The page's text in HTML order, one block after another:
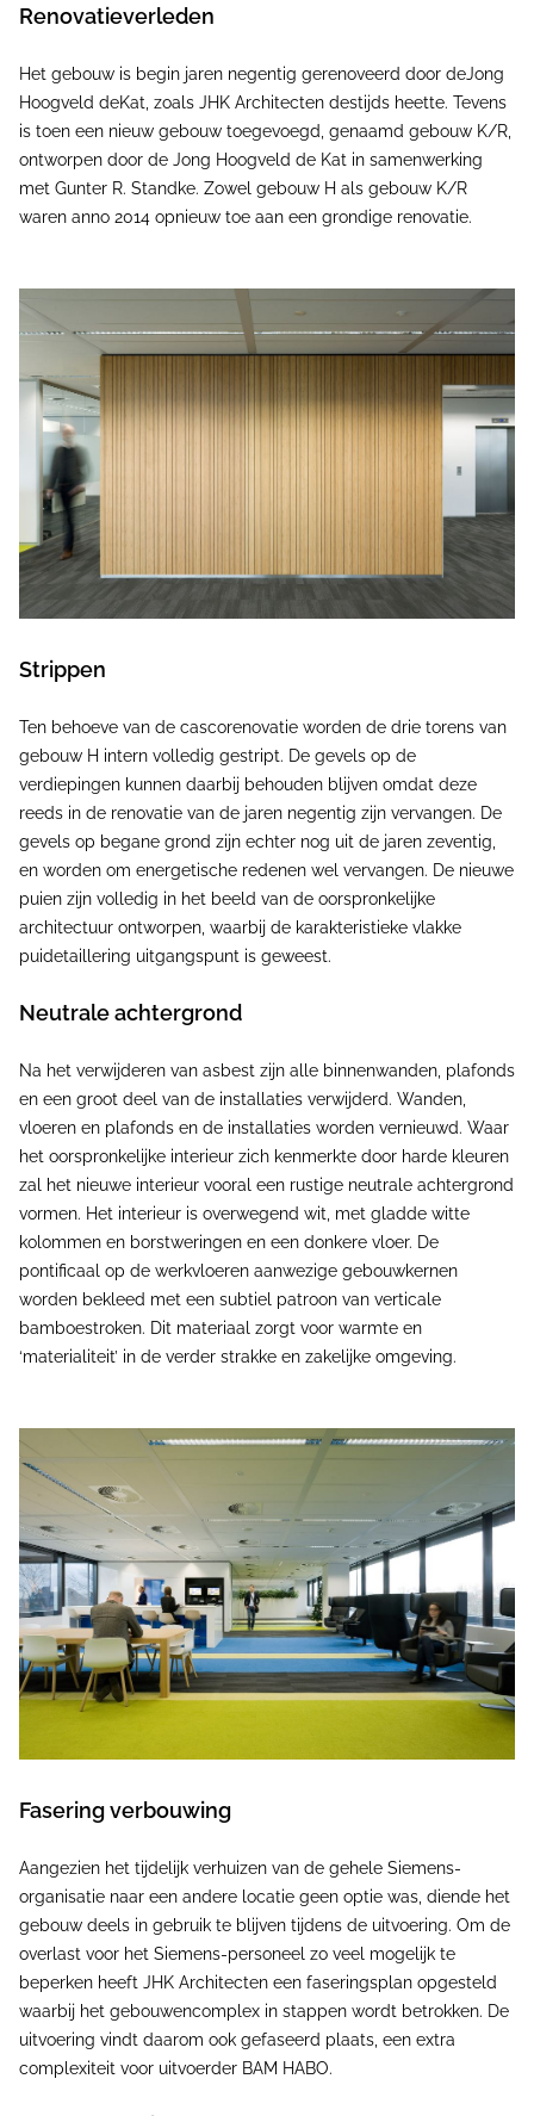
Renovatieverleden
Het gebouw is begin jaren negentig gerenoveerd door deJong
Hoogveld deKat, zoals JHK Architecten destijds heette. Tevens
is toen een nieuw gebouw toegevoegd, genaamd gebouw K/R,
ontworpen door de Jong Hoogveld de Kat in samenwerking
met Gunter R. Standke. Zowel gebouw H als gebouw K/R
waren anno 2014 opnieuw toe aan een grondige renovatie.
Strippen
Ten behoeve van de cascorenovatie worden de drie torens van
gebouw H intern volledig gestript. De gevels op de
verdiepingen kunnen daarbij behouden blijven omdat deze
reeds in de renovatie van de jaren negentig zijn vervangen. De
gevels op begane grond zijn echter nog uit de jaren zeventig,
en worden om energetische redenen wel vervangen. De nieuwe
puien zijn volledig in het beeld van de oorspronkelijke
architectuur ontworpen, waarbij de karakteristieke vlakke
puidetaillering uitgangspunt is geweest.
Neutrale achtergrond
Na het verwijderen van asbest zijn alle binnenwanden, plafonds
en een groot deel van de installaties verwijderd. Wanden,
vloeren en plafonds en de installaties worden vernieuwd. Waar
het oorspronkelijke interieur zich kenmerkte door harde kleuren
zal het nieuwe interieur vooral een rustige neutrale achtergrond
vormen. Het interieur is overwegend wit, met gladde witte
kolommen en borstweringen en een donkere vloer. De
pontificaal op de werkvloeren aanwezige gebouwkernen
worden bekleed met een subtiel patroon van verticale
bamboestroken. Dit materiaal zorgt voor warmte en
‘materialiteit’ in de verder strakke en zakelijke omgeving.
Fasering verbouwing
Aangezien het tijdelijk verhuizen van de gehele Siemens-
organisatie naar een andere locatie geen optie was, diende het
gebouw deels in gebruik te blijven tijdens de uitvoering. Om de
overlast voor het Siemens-personeel zo veel mogelijk te
beperken heeft JHK Architecten een faseringsplan opgesteld
waarbij het gebouwencomplex in stappen wordt betrokken. De
uitvoering vindt daarom ook gefaseerd plaats, een extra
complexiteit voor uitvoerder BAM HABO.